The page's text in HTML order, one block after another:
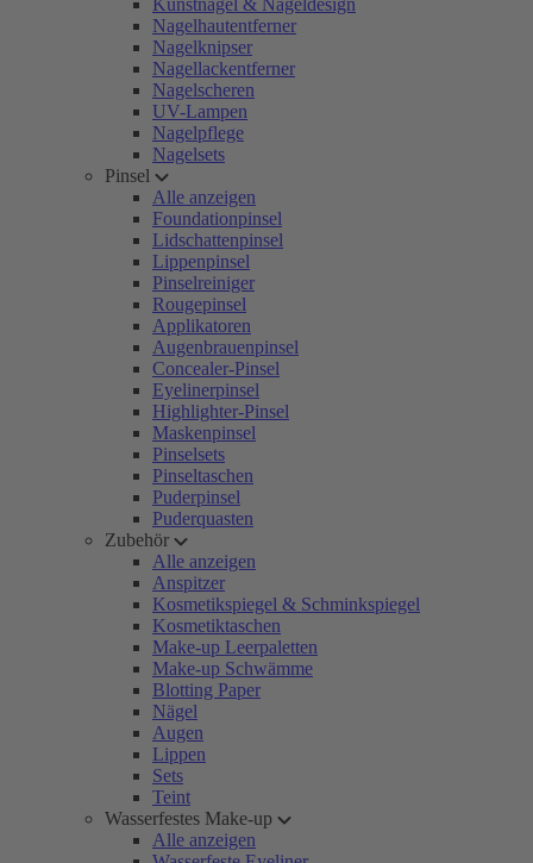
Kunstnägel & Nageldesign
Nagelhautentferner
Nagelknipser
Nagellackentferner
Nagelscheren
UV-Lampen
Nagelpflege
Nagelsets
Pinsel
Alle anzeigen
Foundationpinsel
Lidschattenpinsel
Lippenpinsel
Pinselreiniger
Rougepinsel
Applikatoren
Augenbrauenpinsel
Concealer-Pinsel
Eyelinerpinsel
Highlighter-Pinsel
Maskenpinsel
Pinselsets
Pinseltaschen
Puderpinsel
Puderquasten
Zubehör
Alle anzeigen
Anspitzer
Kosmetikspiegel & Schminkspiegel
Kosmetiktaschen
Make-up Leerpaletten
Make-up Schwämme
Blotting Paper
Nägel
Augen
Lippen
Sets
Teint
Wasserfestes Make-up
Alle anzeigen